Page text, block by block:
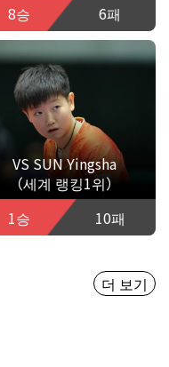
8승
6패
VS SUN Yingsha
（세계 랭킹1위）
1승
10패
더 보기